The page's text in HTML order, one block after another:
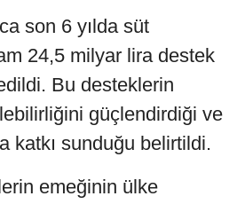
son 6 yılda süt
24,5 milyar lira destek
Bu desteklerin
güçlendirdiği ve
katkı sunduğu belirtildi.
emeğinin ülke